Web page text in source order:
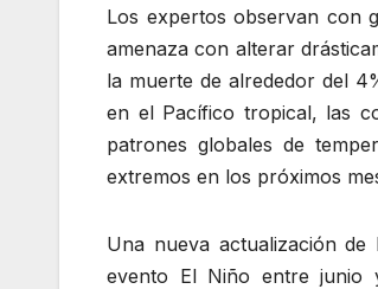
Los expertos observan con
amenaza con alterar
la muerte de alrededor del
en el Pacífico tropical, las
patrones globales de
extremos en los próximos
Una nueva actualización
evento El Niño entre junio